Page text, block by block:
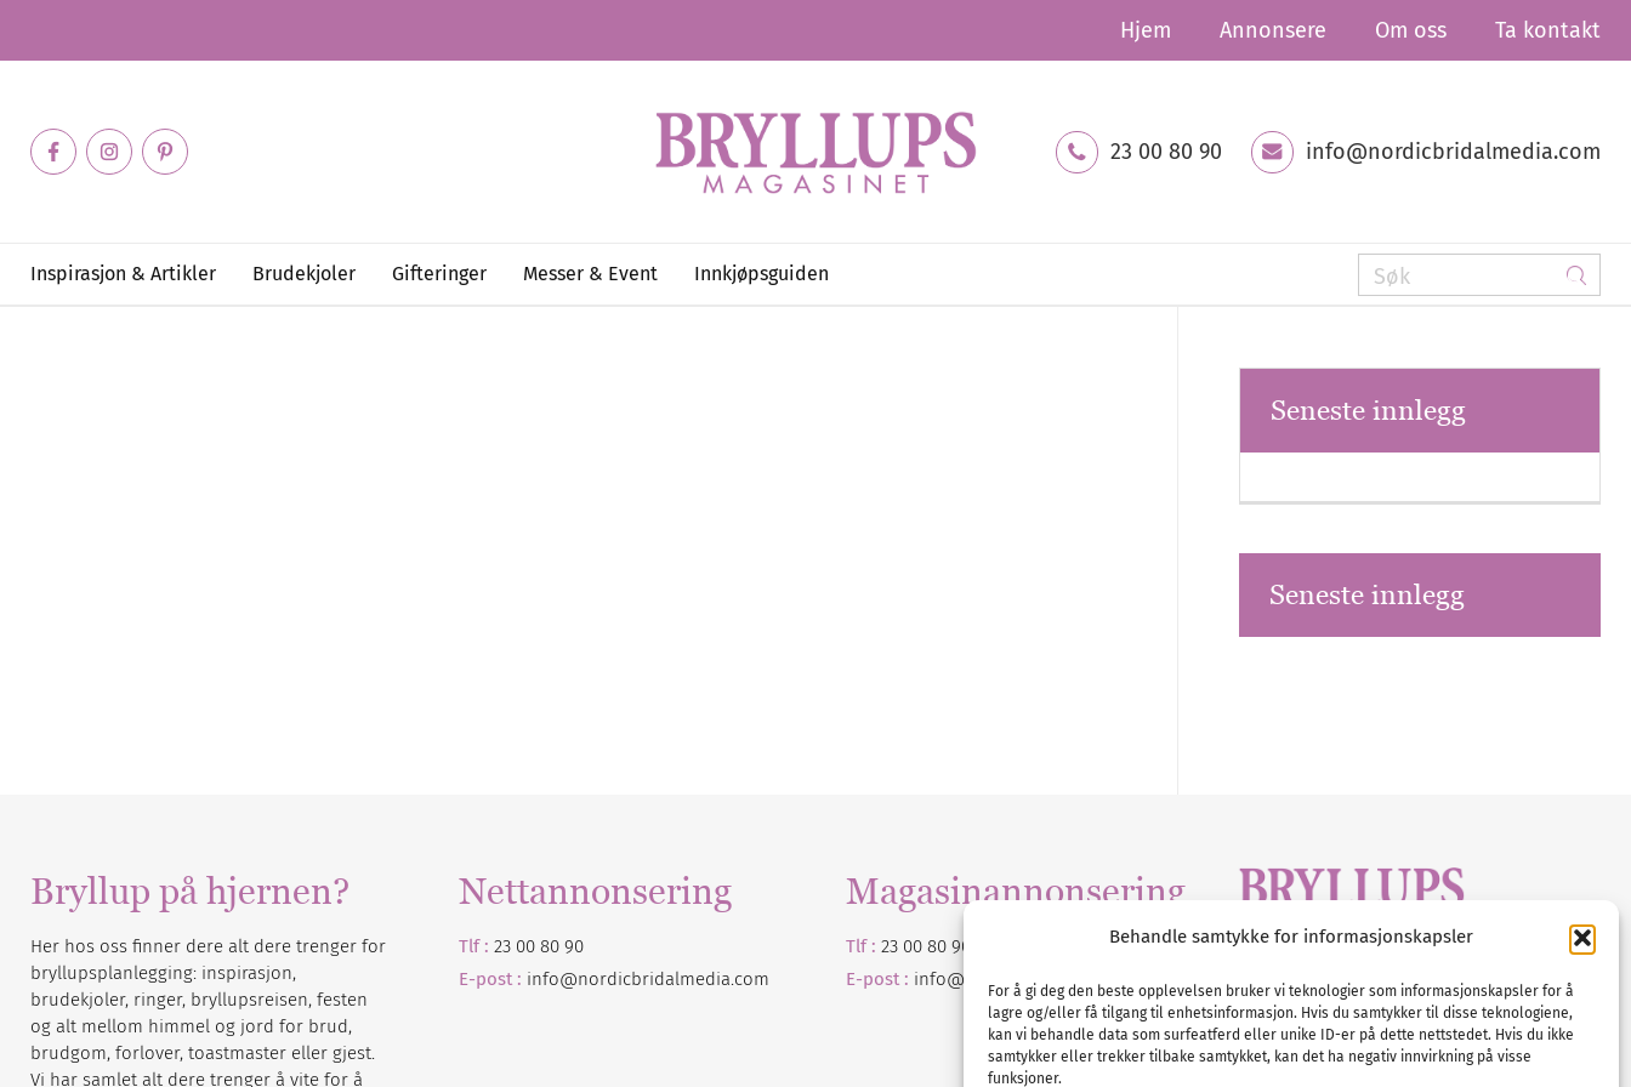
Behandle samtykke for informasjonskapsler
For å gi deg den beste opplevelsen bruker vi teknologier som informasjonskapsler for å
lagre og/eller få tilgang til enhetsinformasjon. Hvis du samtykker til disse teknologiene,
kan vi behandle data som surfeatferd eller unike ID-er på dette nettstedet. Hvis du ikke
samtykker eller trekker tilbake samtykket, kan det ha negativ innvirkning på visse
funksjoner.
Hjem Annonsere Om oss Ta kontakt
23 00 80 90 info@nordicbridalmedia.com
Inspirasjon & Artikler Brudekjoler Gifteringer Messer & Event Innkjøpsguiden
Seneste innlegg
Seneste innlegg
Bryllup på hjernen?
Her hos oss finner dere alt dere trenger for
bryllupsplanlegging: inspirasjon,
brudekjoler, ringer, bryllupsreisen, festen
og alt mellom himmel og jord for brud,
brudgom, forlover, toastmaster eller gjest.
Vi har samlet alt dere trenger å vite for å
Nettannonsering
Tlf : 23 00 80 90
E-post : info@nordicbridalmedia.com
Magasinannonsering
Tlf : 23 00 80 90
E-post : info@ nordicbridalmedia
E-post :info@nordicbridalmedia.com
Bryllupsmagasinet Norge
© All rights reserved.
VAT: NO911740648